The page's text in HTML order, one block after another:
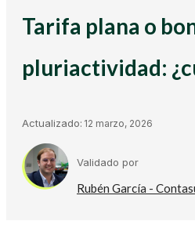
Tarifa plana o
pluriactividad:
Actualizado: 12 marzo, 2026
Validado por
Rubén García -